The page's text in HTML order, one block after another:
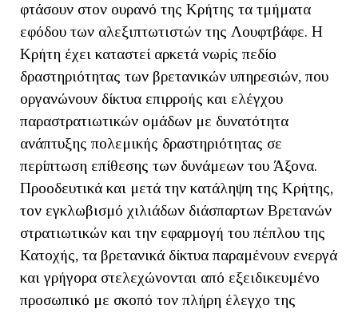
φτάσουν στον ουρανό της Κρήτης τα τμήματα
εφόδου των αλεξιπτωτιστών της Λουφτβάφε. Η
Κρήτη έχει καταστεί αρκετά νωρίς πεδίο
δραστηριότητας των βρετανικών υπηρεσιών, που
οργανώνουν δίκτυα επιρροής και ελέγχου
παραστρατιωτικών ομάδων με δυνατότητα
ανάπτυξης πολεμικής δραστηριότητας σε
περίπτωση επίθεσης των δυνάμεων του Άξονα.
Προοδευτικά και μετά την κατάληψη της Κρήτης,
τον εγκλωβισμό χιλιάδων διάσπαρτων Βρετανών
στρατιωτικών και την εφαρμογή του πέπλου της
Κατοχής, τα βρετανικά δίκτυα παραμένουν ενεργά
και γρήγορα στελεχώνονται από εξειδικευμένο
προσωπικό με σκοπό τον πλήρη έλεγχο της